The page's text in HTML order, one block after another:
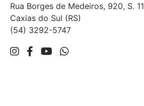
Rua Borges de Medeiros, 920, S. 11
Caxias do Sul (RS)
(54) 3292-5747